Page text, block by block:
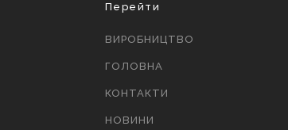
Перейти
ВИРОБНИЦТВО
ГОЛОВНА
КОНТАКТИ
НОВИНИ